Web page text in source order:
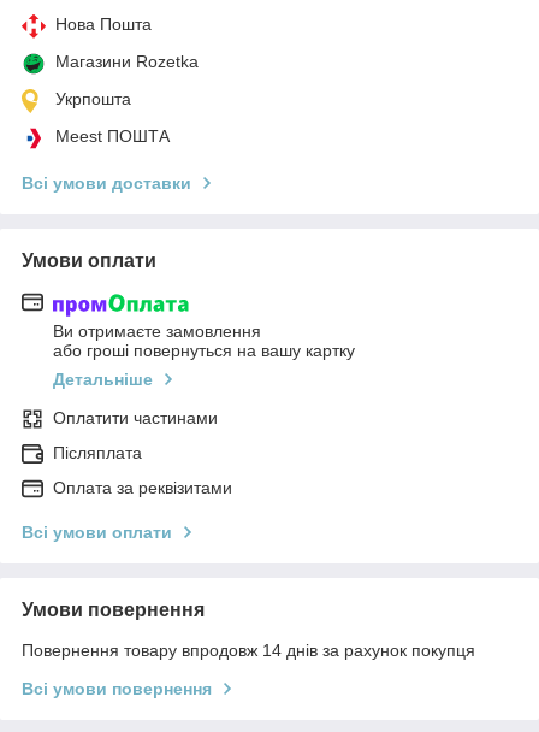
Нова Пошта
Магазини Rozetka
Укрпошта
Meest ПОШТА
Всі умови доставки
Умови оплати
Ви отримаєте замовлення
або гроші повернуться на вашу картку
Детальніше
Оплатити частинами
Післяплата
Оплата за реквізитами
Всі умови оплати
Умови повернення
Повернення товару впродовж 14 днів за рахунок покупця
Всі умови повернення